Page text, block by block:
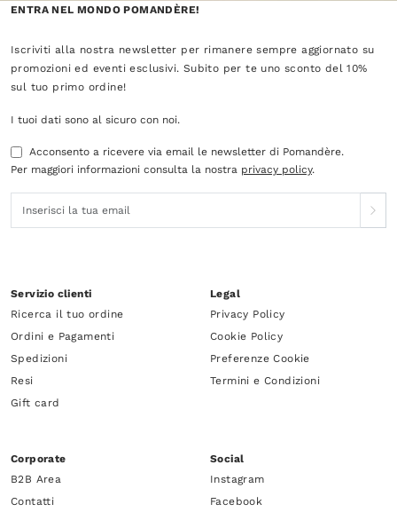
ENTRA NEL MONDO POMANDÈRE!
Iscriviti alla nostra newsletter per rimanere sempre aggiornato su
promozioni ed eventi esclusivi. Subito per te uno sconto del 10%
sul tuo primo ordine!
I tuoi dati sono al sicuro con noi.
Acconsento a ricevere via email le newsletter di Pomandère.
Per maggiori informazioni consulta la nostra privacy policy.
Servizio clienti
Ricerca il tuo ordine
Ordini e Pagamenti
Spedizioni
Resi
Gift card
Legal
Privacy Policy
Cookie Policy
Preferenze Cookie
Termini e Condizioni
Corporate
B2B Area
Contatti
Social
Instagram
Facebook